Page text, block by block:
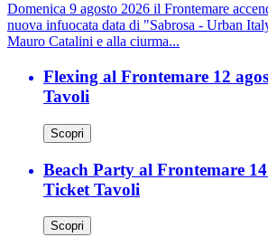
Domenica 9 agosto 2026 il Frontemare
nuova infuocata data di "Sabrosa - Urban
Mauro Catalini e alla ciurma...
Flexing al Frontemare 12
Tavoli
Scopri
Beach Party al Frontemare
Ticket Tavoli
Scopri